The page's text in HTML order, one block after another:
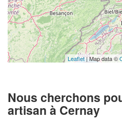
Leaflet| Map data ©
Nous cherchons
artisan à Cernay